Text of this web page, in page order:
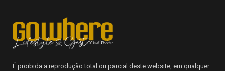
É proibida a reprodução total ou parcial deste website, em qualquer